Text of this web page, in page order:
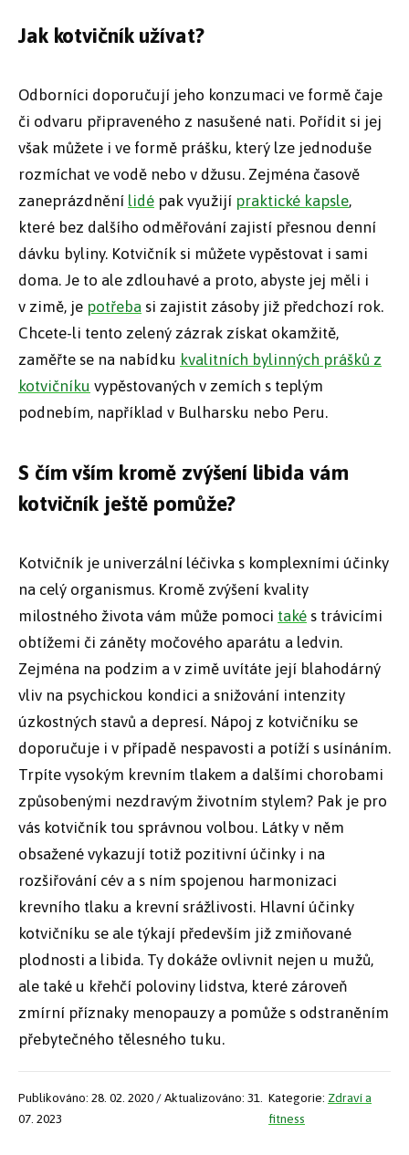
Jak kotvičník užívat?
Odborníci doporučují jeho konzumaci ve formě čaje
či odvaru připraveného z nasušené nati. Pořídit si jej
však můžete i ve formě prášku, který lze jednoduše
rozmíchat ve vodě nebo v džusu. Zejména časově
zaneprázdnění lidé pak využijí praktické kapsle,
které bez dalšího odměřování zajistí přesnou denní
dávku byliny. Kotvičník si můžete vypěstovat i sami
doma. Je to ale zdlouhavé a proto, abyste jej měli i
v zimě, je potřeba si zajistit zásoby již předchozí rok.
Chcete-li tento zelený zázrak získat okamžitě,
zaměřte se na nabídku kvalitních bylinných prášků z
kotvičníku vypěstovaných v zemích s teplým
podnebím, například v Bulharsku nebo Peru.
S čím vším kromě zvýšení libida vám
kotvičník ještě pomůže?
Kotvičník je univerzální léčivka s komplexními účinky
na celý organismus. Kromě zvýšení kvality
milostného života vám může pomoci také s trávicími
obtížemi či záněty močového aparátu a ledvin.
Zejména na podzim a v zimě uvítáte její blahodárný
vliv na psychickou kondici a snižování intenzity
úzkostných stavů a depresí. Nápoj z kotvičníku se
doporučuje i v případě nespavosti a potíží s usínáním.
Trpíte vysokým krevním tlakem a dalšími chorobami
způsobenými nezdravým životním stylem? Pak je pro
vás kotvičník tou správnou volbou. Látky v něm
obsažené vykazují totiž pozitivní účinky i na
rozšiřování cév a s ním spojenou harmonizaci
krevního tlaku a krevní srážlivosti. Hlavní účinky
kotvičníku se ale týkají především již zmiňované
plodnosti a libida. Ty dokáže ovlivnit nejen u mužů,
ale také u křehčí poloviny lidstva, které zároveň
zmírní příznaky menopauzy a pomůže s odstraněním
přebytečného tělesného tuku.
Publikováno: 28. 02. 2020 / Aktualizováno: 31.
07. 2023
Kategorie: Zdraví a
fitness